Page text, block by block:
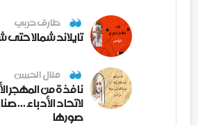
طارق حربي
تايلاند شمالا حتى
منال الحسن
نافذة من المهجر
لاتحاد الأدباء ...
صورها